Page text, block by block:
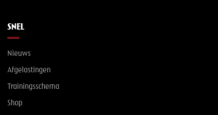
SNEL
Nieuws
Afgelastingen
Trainingsschema
Shop